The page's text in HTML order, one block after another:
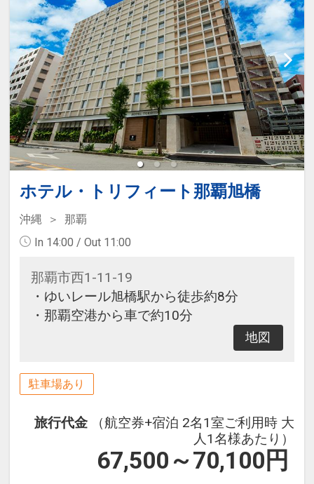
ホテル・トリフィート那覇旭橋
沖縄
那覇
In 14:00 / Out 11:00
那覇市西1-11-19
・ゆいレール旭橋駅から徒歩約8分
・那覇空港から車で約10分
地図
駐車場あり
旅行代金
（航空券+宿泊 2名1室ご利用時 大
人1名様あたり）
67,500～70,100 円